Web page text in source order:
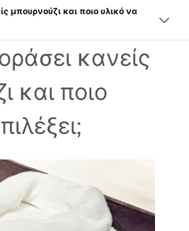
μπουρνούζι και ποιο υλικό να
κανείς
και ποιο